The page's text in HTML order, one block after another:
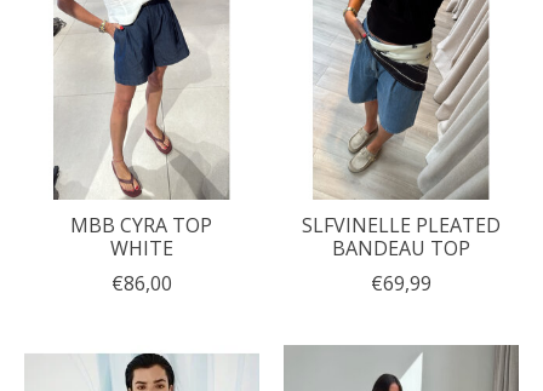
MBB CYRA TOP
WHITE
€86,00
SLFVINELLE PLEATED
BANDEAU TOP
€69,99